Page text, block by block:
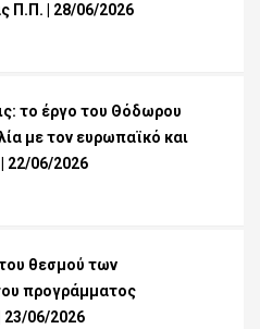
Π.Π. | 28/06/2026
το έργο του Θόδωρου
με τον ευρωπαϊκό και
22/06/2026
θεσμού των
προγράμματος
23/06/2026